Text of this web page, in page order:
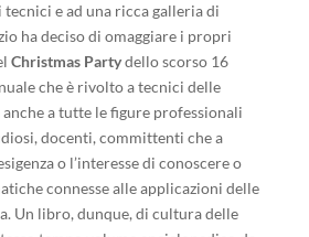
tecnici e ad una ricca galleria di
ha deciso di omaggiare i propri
Christmas Partydello scorso 16
che è rivolto a tecnici delle
anche a tutte le figure professionali
docenti, committenti che a
o l’interesse di conoscere o
connesse alle applicazioni delle
Un libro, dunque, di cultura delle